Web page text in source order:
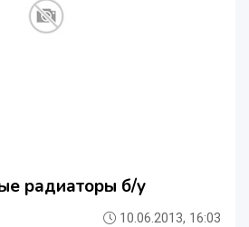
радиаторы б/у
10.06.2013, 16:03